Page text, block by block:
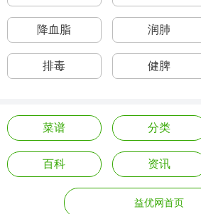
降血脂 润肺
排毒 健脾
菜谱 分类
百科 资讯
益优网首页